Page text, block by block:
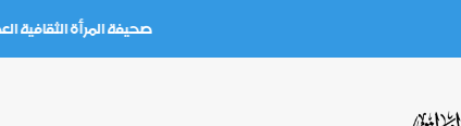
صحيفة المرأة الثقافية العدد (3) تموز 2026